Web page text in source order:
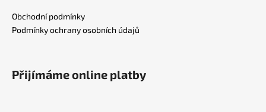
Obchodní podmínky
Podmínky ochrany osobních údajů
Přijímáme online platby